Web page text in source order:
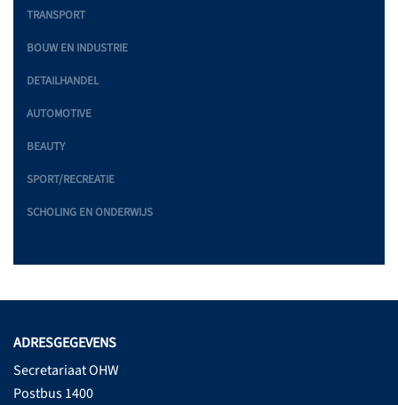
TRANSPORT
BOUW EN INDUSTRIE
DETAILHANDEL
AUTOMOTIVE
BEAUTY
SPORT/RECREATIE
SCHOLING EN ONDERWIJS
ADRESGEGEVENS
Secretariaat OHW
Postbus 1400